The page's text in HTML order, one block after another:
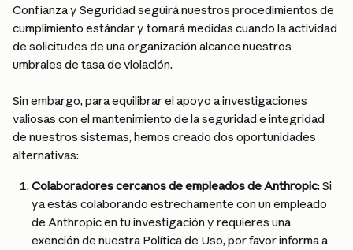
Confianza y Seguridad seguirá nuestros procedimientos de
cumplimiento estándar y tomará medidas cuando la actividad
de solicitudes de una organización alcance nuestros
umbrales de tasa de violación.
Sin embargo, para equilibrar el apoyo a investigaciones
valiosas con el mantenimiento de la seguridad e integridad
de nuestros sistemas, hemos creado dos oportunidades
alternativas:
Colaboradores cercanos de empleados de Anthropic: Si
ya estás colaborando estrechamente con un empleado
de Anthropic en tu investigación y requieres una
exención de nuestra Política de Uso, por favor informa a